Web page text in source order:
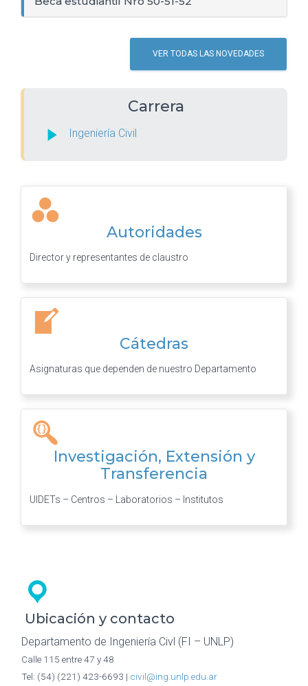
VER TODAS LAS NOVEDADES
Carrera
Ingeniería Civil
Autoridades
Director y representantes de claustro
Cátedras
Asignaturas que dependen de nuestro Departamento
Investigación, Extensión y
Transferencia
UIDETs – Centros – Laboratorios – Institutos
Ubicación y contacto
Departamento de Ingeniería Civl (FI – UNLP)
Calle 115 entre 47 y 48
Tel: (54) (221) 423-6693 | civil@ing.unlp.edu.ar